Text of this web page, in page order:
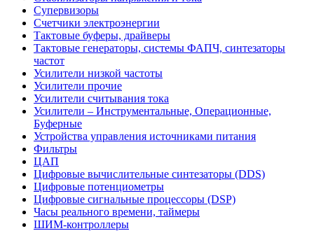
Супервизоры
Счетчики электроэнергии
Тактовые буферы, драйверы
Тактовые генераторы, системы ФАПЧ, синтезаторы
частот
Усилители низкой частоты
Усилители прочие
Усилители считывания тока
Усилители – Инструментальные, Операционные,
Буферные
Устройства управления источниками питания
Фильтры
ЦАП
Цифровые вычислительные синтезаторы (DDS)
Цифровые потенциометры
Цифровые сигнальные процессоры (DSP)
Часы реального времени, таймеры
ШИМ-контроллеры